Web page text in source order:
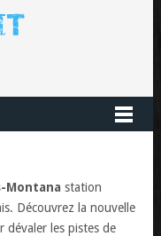
Montana station
Découvrez la nouvelle
dévaler les pistes de